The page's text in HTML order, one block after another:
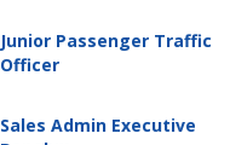
Junior Passenger Traffic
Officer
Sales Admin Executive